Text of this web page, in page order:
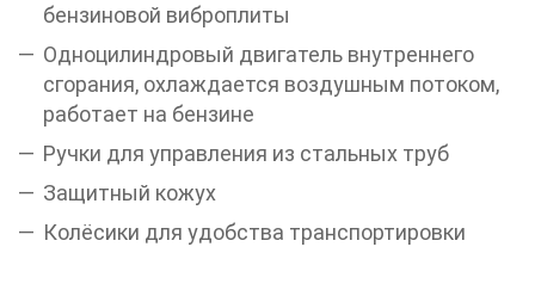
бензиновой виброплиты
Одноцилиндровый двигатель внутреннего
сгорания, охлаждается воздушным потоком,
работает на бензине
Ручки для управления из стальных труб
Защитный кожух
Колёсики для удобства транспортировки